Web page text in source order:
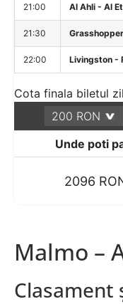
21:00 Al Ahli - Al
21:30
22:00 Livingston -
Cota finala biletul
Unde poti
2096
Malmo –
Clasament